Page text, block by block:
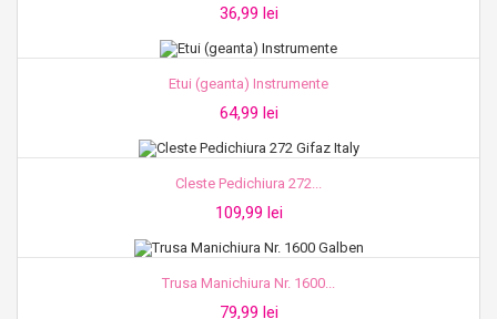
36,99 lei
Etui (geanta) Instrumente
64,99 lei
Cleste Pedichiura 272...
109,99 lei
Trusa Manichiura Nr. 1600...
79,99 lei